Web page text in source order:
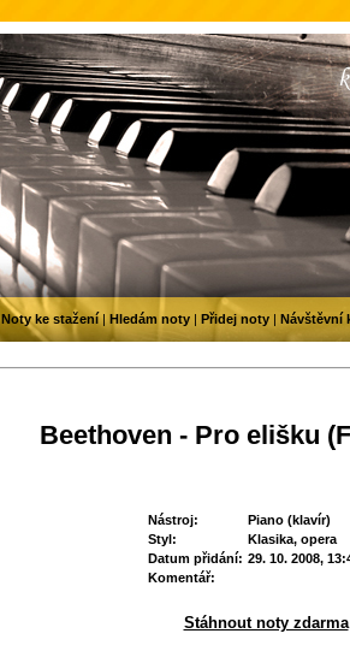
Beethoven - Pro elišku
Nástroj:
Piano (klavír)
Styl:
Klasika, opera
Datum přidání: 29. 10. 2008,
Komentář:
Stáhnout noty zdarma
Noty ke stažení| Hledám noty | Přidej noty | Návštěvní